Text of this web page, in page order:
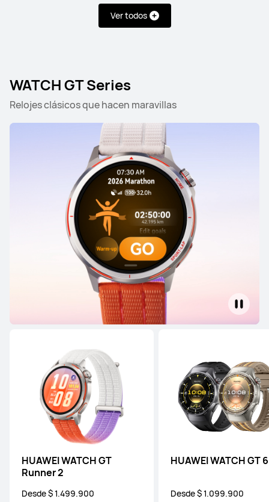
Ver todos
WATCH GT Series
Relojes clásicos que hacen maravillas
HUAWEI WATCH GT
Runner 2
Desde $ 1.499.900
HUAWEI WATCH GT
Desde $ 1.099.900
WATCH Ultimate Series WATCH Series
WATCH Ultimate Series
NUEVO
HUAWEI WATCH ULTIMATE DESIGN
Spring Edition
Conoce más
HUAWEI WATCH ULTIMATE DESIGN
Royal Gold Edition
Desde $ 14.999.900